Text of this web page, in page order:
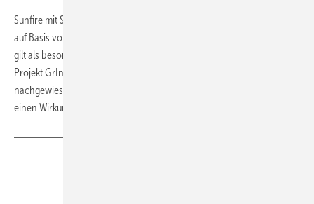
Sunfire mit Sitz in Dresden entwickelt und produziert Elektrolyseure
auf Basis von Alkali- und Festoxidtechnologien. Die SOEC-Technologie
gilt als besonders effizient, wenn Abwärme verfügbar ist. Im EU-
Projekt GrInHy2.0 wurde 2022 ein Wirkungsgrad von 84 Prozent
nachgewiesen. Für die nächste Generation (GEN 3) erwartet Sunfire
einen Wirkungsgrad von bis zu 89 Prozent.